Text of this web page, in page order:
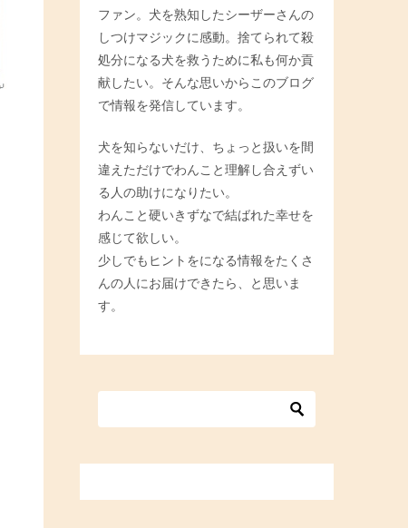
ファン。犬を熟知したシーザーさんの
しつけマジックに感動。捨てられて殺
処分になる犬を救うために私も何か貢
献したい。そんな思いからこのブログ
で情報を発信しています。
犬を知らないだけ、ちょっと扱いを間
違えただけでわんこと理解し合えずい
る人の助けになりたい。
わんこと硬いきずなで結ばれた幸せを
感じて欲しい。
少しでもヒントをになる情報をたくさ
んの人にお届けできたら、と思いま
す。